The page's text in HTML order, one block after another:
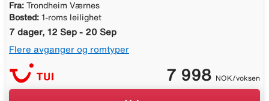
Fra: Trondheim Værnes
Bosted: 1-roms leilighet
7 dager, 12 Sep - 20 Sep
Flere avganger og romtyper
7 998 NOK/voksen